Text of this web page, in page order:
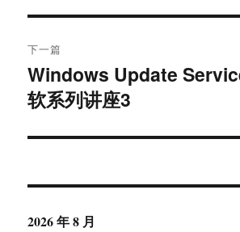
航
章：
下一篇
下
篇
章：
Windows Update
软系列讲座3
2026 年 8 月